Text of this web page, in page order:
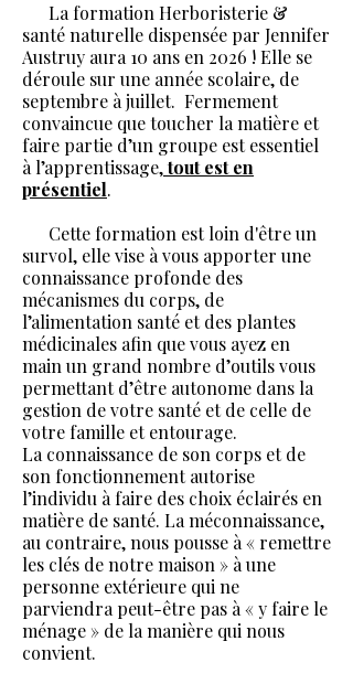
La formation Herboristerie &
santé naturelle dispensée par Jennifer
Austruy aura 10 ans en 2026 ! Elle se
déroule sur une année scolaire, de
septembre à juillet. Fermement
convaincue que toucher la matière et
faire partie d’un groupe est essentiel
à l’apprentissage,tout est en
présentiel.
Cette formation est loin d'être un
survol, elle vise à vous apporter une
connaissance profonde des
mécanismes du corps, de
l’alimentation santé et des plantes
médicinales afin que vous ayez en
main un grand nombre d’outils vous
permettant d’être autonome dans la
gestion de votre santé et de celle de
votre famille et entourage.
La connaissance de son corps et de
son fonctionnement autorise
l’individu à faire des choix éclairés en
matière de santé. La méconnaissance,
au contraire, nous pousse à « remettre
les clés de notre maison » à une
personne extérieure qui ne
parviendra peut-être pas à « y faire le
ménage » de la manière qui nous
convient.